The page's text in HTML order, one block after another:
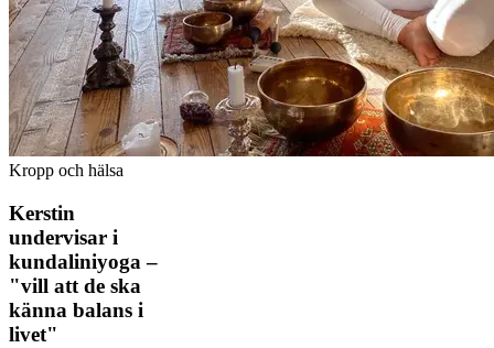
Kropp och hälsa
Kerstin
undervisar i
kundaliniyoga –
"vill att de ska
känna balans i
livet"